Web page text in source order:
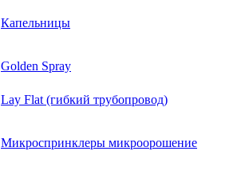
Капельницы
Golden Spray
Lay Flat (гибкий трубопровод)
Микроспринклеры микроорошение